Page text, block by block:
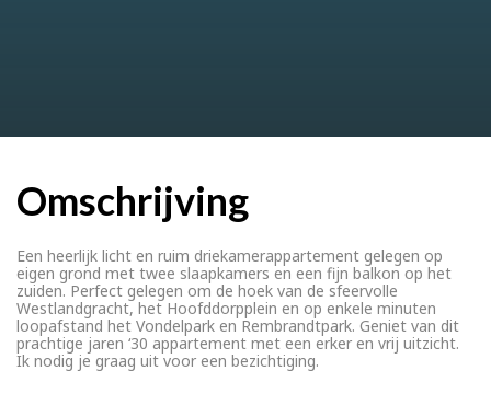
Omschrijving
Een heerlijk licht en ruim driekamerappartement gelegen op
eigen grond met twee slaapkamers en een fijn balkon op het
zuiden. Perfect gelegen om de hoek van de sfeervolle
Westlandgracht, het Hoofddorpplein en op enkele minuten
loopafstand het Vondelpark en Rembrandtpark. Geniet van dit
prachtige jaren ‘30 appartement met een erker en vrij uitzicht.
Ik nodig je graag uit voor een bezichtiging.